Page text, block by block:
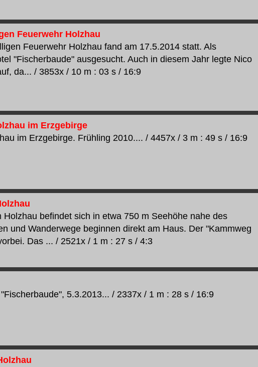
Feuerwehr Holzhau
Feuerwehr Holzhau fand am 17.5.2014 statt. Als
"Fischerbaude" ausgesucht. Auch in diesem Jahr legte Nico
da... / 3853x / 10 m : 03 s / 16:9
im Erzgebirge
im Erzgebirge. Frühling 2010.... / 4457x / 3 m : 49 s / 16:9
Holzhau befindet sich in etwa 750 m Seehöhe nahe des
und Wanderwege beginnen direkt am Haus. Der "Kammweg
Das ... / 2521x / 1 m : 27 s / 4:3
5.3.2013... / 2337x / 1 m : 28 s / 16:9